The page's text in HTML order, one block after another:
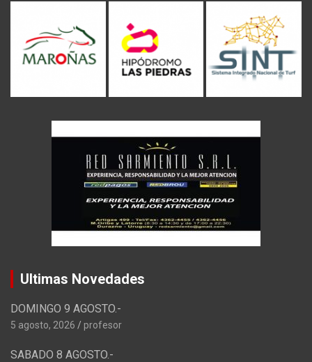
Ultimas Novedades
DOMINGO 9 AGOSTO.-
5 agosto, 2026 profesor
SABADO 8 AGOSTO.-